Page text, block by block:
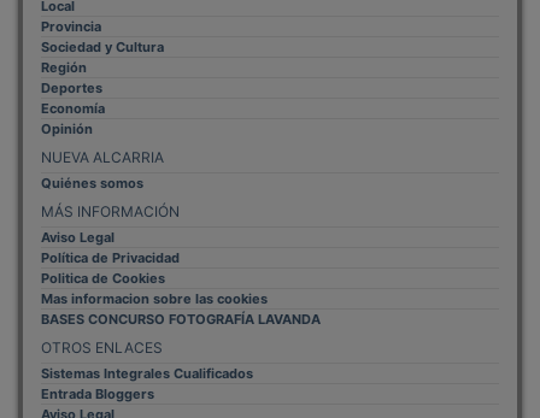
Provincia
Sociedad y Cultura
Región
Deportes
Economía
Opinión
NUEVA ALCARRIA
Quiénes somos
MÁS INFORMACIÓN
Aviso Legal
Política de Privacidad
Politica de Cookies
Mas informacion sobre las cookies
BASES CONCURSO FOTOGRAFÍA LAVANDA
Sistemas Integrales Cualificados
Entrada Bloggers
Aviso Legal